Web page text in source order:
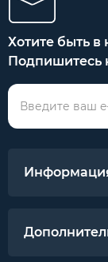
Хотите быть в
Подпишитесь